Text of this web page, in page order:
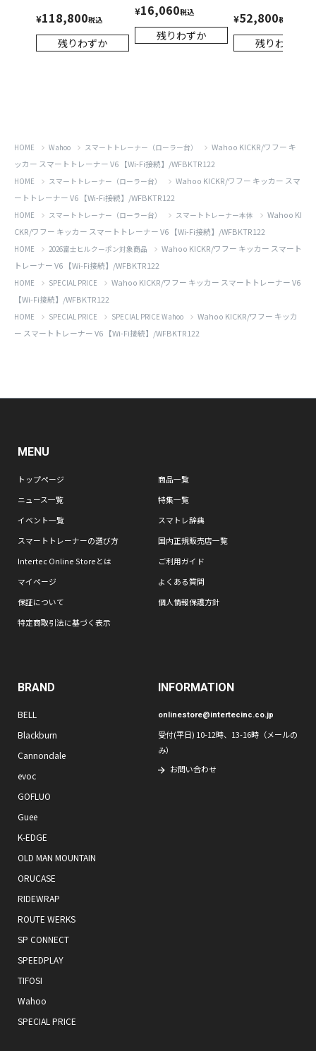
¥118,800税込
残りわずか
¥16,060税込
残りわずか
¥52,800税込
残りわずか
HOME Wahoo スマートトレーナー（ローラー台）
Wahoo KICKR/ワフー キ
ッカー スマートトレーナー V6 【Wi-Fi接続】/WFBKTR122
HOME スマートトレーナー（ローラー台）
Wahoo KICKR/ワフー キッカー スマ
ートトレーナー V6 【Wi-Fi接続】/WFBKTR122
HOME スマートトレーナー（ローラー台） スマートトレーナー本体
Wahoo KI
CKR/ワフー キッカー スマートトレーナー V6 【Wi-Fi接続】/WFBKTR122
HOME 2026富士ヒルクーポン対象商品
Wahoo KICKR/ワフー キッカー スマート
トレーナー V6 【Wi-Fi接続】/WFBKTR122
HOME SPECIAL PRICE
Wahoo KICKR/ワフー キッカー スマートトレーナー V6
【Wi-Fi接続】/WFBKTR122
HOME SPECIAL PRICE SPECIAL PRICE Wahoo
Wahoo KICKR/ワフー キッカ
ー スマートトレーナー V6 【Wi-Fi接続】/WFBKTR122
MENU
トップページ
商品一覧
ニュース一覧
特集一覧
イベント一覧
スマトレ辞典
スマートトレーナーの選び方
国内正規販売店一覧
Intertec Online Storeとは
ご利用ガイド
マイページ
よくある質問
保証について
個人情報保護方針
特定商取引法に基づく表示
BRAND
BELL
Blackburn
Cannondale
evoc
GOFLUO
Guee
K-EDGE
OLD MAN MOUNTAIN
ORUCASE
RIDEWRAP
ROUTE WERKS
SP CONNECT
SPEEDPLAY
TIFOSI
Wahoo
SPECIAL PRICE
INFORMATION
onlinestore@intertecinc.co.jp
受付(平日) 10-12時、13-16時（メールの
み）
お問い合わせ